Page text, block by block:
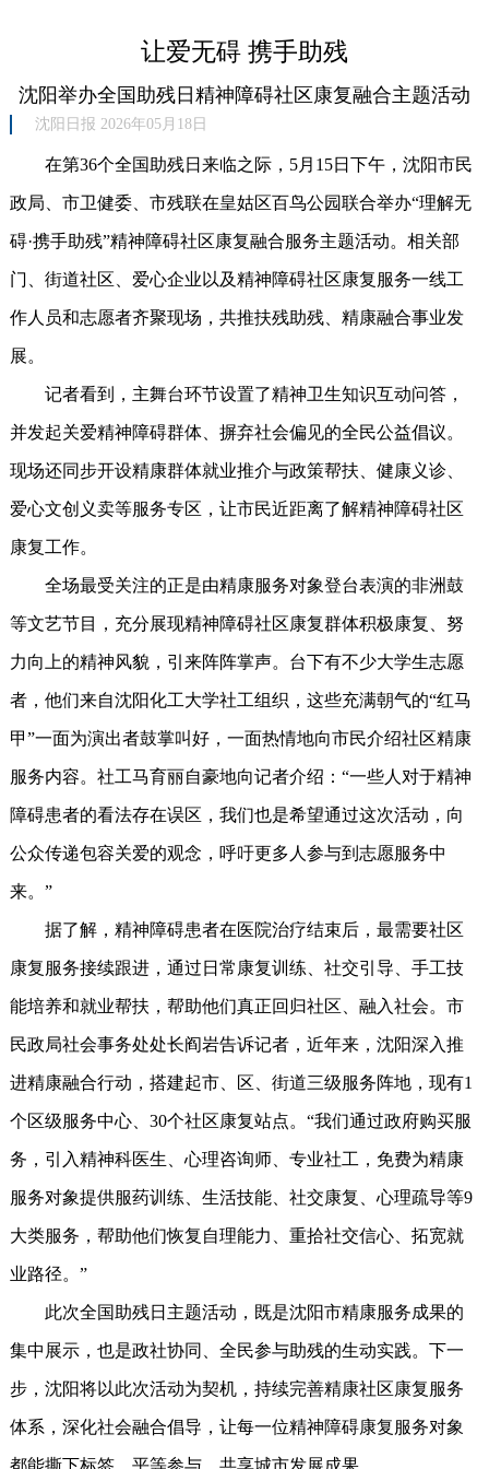
让爱无碍 携手助残
沈阳举办全国助残日精神障碍社区康复融合主题活动
沈阳日报 2026年05月18日
在第36个全国助残日来临之际，5月15日下午，沈阳市民
政局、市卫健委、市残联在皇姑区百鸟公园联合举办“理解无
碍·携手助残”精神障碍社区康复融合服务主题活动。相关部
门、街道社区、爱心企业以及精神障碍社区康复服务一线工
作人员和志愿者齐聚现场，共推扶残助残、精康融合事业发
展。
记者看到，主舞台环节设置了精神卫生知识互动问答，
并发起关爱精神障碍群体、摒弃社会偏见的全民公益倡议。
现场还同步开设精康群体就业推介与政策帮扶、健康义诊、
爱心文创义卖等服务专区，让市民近距离了解精神障碍社区
康复工作。
全场最受关注的正是由精康服务对象登台表演的非洲鼓
等文艺节目，充分展现精神障碍社区康复群体积极康复、努
力向上的精神风貌，引来阵阵掌声。台下有不少大学生志愿
者，他们来自沈阳化工大学社工组织，这些充满朝气的“红马
甲”一面为演出者鼓掌叫好，一面热情地向市民介绍社区精康
服务内容。社工马育丽自豪地向记者介绍：“一些人对于精神
障碍患者的看法存在误区，我们也是希望通过这次活动，向
公众传递包容关爱的观念，呼吁更多人参与到志愿服务中
来。”
据了解，精神障碍患者在医院治疗结束后，最需要社区
康复服务接续跟进，通过日常康复训练、社交引导、手工技
能培养和就业帮扶，帮助他们真正回归社区、融入社会。市
民政局社会事务处处长阎岩告诉记者，近年来，沈阳深入推
进精康融合行动，搭建起市、区、街道三级服务阵地，现有1
个区级服务中心、30个社区康复站点。“我们通过政府购买服
务，引入精神科医生、心理咨询师、专业社工，免费为精康
服务对象提供服药训练、生活技能、社交康复、心理疏导等9
大类服务，帮助他们恢复自理能力、重拾社交信心、拓宽就
业路径。”
此次全国助残日主题活动，既是沈阳市精康服务成果的
集中展示，也是政社协同、全民参与助残的生动实践。下一
步，沈阳将以此次活动为契机，持续完善精康社区康复服务
体系，深化社会融合倡导，让每一位精神障碍康复服务对象
都能撕下标签，平等参与，共享城市发展成果。